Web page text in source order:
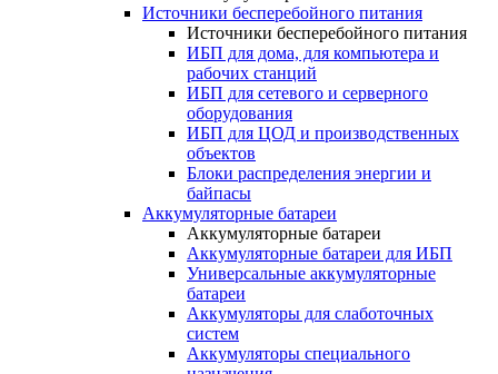
Источники бесперебойного питания
Источники бесперебойного питания
ИБП для дома, для компьютера и
рабочих станций
ИБП для сетевого и серверного
оборудования
ИБП для ЦОД и производственных
объектов
Блоки распределения энергии и
байпасы
Аккумуляторные батареи
Аккумуляторные батареи
Аккумуляторные батареи для ИБП
Универсальные аккумуляторные
батареи
Аккумуляторы для слаботочных
систем
Аккумуляторы специального